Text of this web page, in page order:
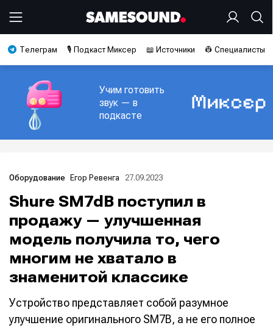
Телеграм 🎙️ Подкаст Миксер 📖 Источники 👷 Специалисты
Учим готовить
звук — в
подкасте
Оборудование Егор Ревенга 27.09.2023
Shure SM7dB поступил в
продажу — улучшенная
модель получила то, чего
многим не хватало в
знаменитой классике
Устройство представляет собой разумное
улучшение оригинального SM7B, а не его полное